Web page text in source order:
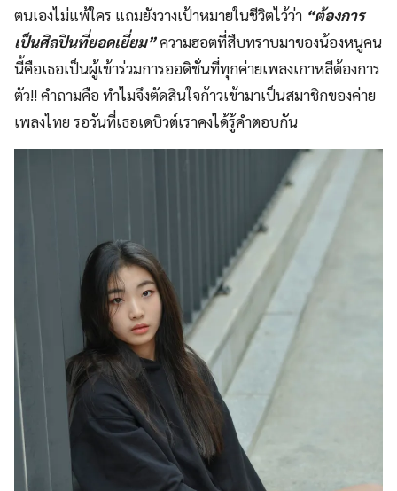
ตนเองไม่แพ้ใคร แถมยังวางเป้าหมายในชีวิตไว้ว่า “ต้องการ
เป็นศิลปินที่ยอดเยี่ยม”ความฮอตที่สืบทราบมาของน้องหนูคน
นี้คือเธอเป็นผู้เข้าร่วมการออดิชั่นที่ทุกค่ายเพลงเกาหลีต้องการ
ตัว!! คำถามคือ ทำไมจึงตัดสินใจก้าวเข้ามาเป็นสมาชิกของค่าย
เพลงไทย รอวันที่เธอเดบิวต์เราคงได้รู้คำตอบกัน